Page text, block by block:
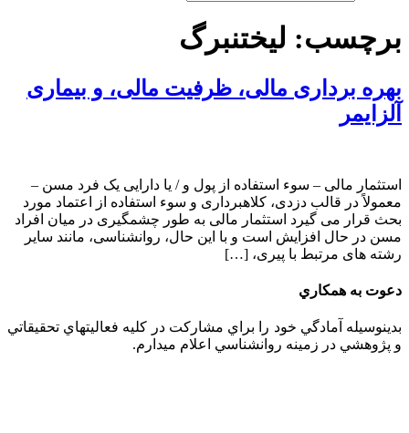
برچسب: لیختنبرگ
بهره برداری مالی، ظرفیت مالی، و بیماری
آلزایمر
استثمار مالی – سوء استفاده از پول و / یا دارایی یک فرد مسن –
معمولاً در قالب دزدی، کلاهبرداری و سوء استفاده از اعتماد مورد
بحث قرار می گیرد استثمار مالی به طور چشمگیری در میان افراد
مسن در حال افزایش است و با این حال، روانشناسی، مانند سایر
رشته های مرتبط با پیری، […]
دعوت به همكاري
بدينوسيله آمادگي خود را براي مشاركت در كليه فعاليتهاي تحقيقاتي
و پژوهشي در زمينه روانشناسي اعلام ميدارم.